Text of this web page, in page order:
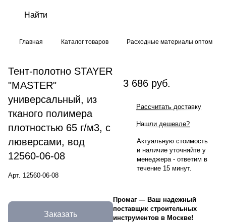
Главная Каталог товаров Расходные материалы оптом
Тент-полотно STAYER
"MASTER"
универсальный, из
тканого полимера
плотностью 65 г/м3, с
люверсами, вод
12560-06-08
Арт. 12560-06-08
Заказать
3 686 руб.
Рассчитать доставку
Нашли дешевле?
Актуальную стоимость
и наличие уточняйте у
менеджера - ответим в
течение 15 минут.
Промаг — Ваш надежный
поставщик строительных
инструментов в Москве!